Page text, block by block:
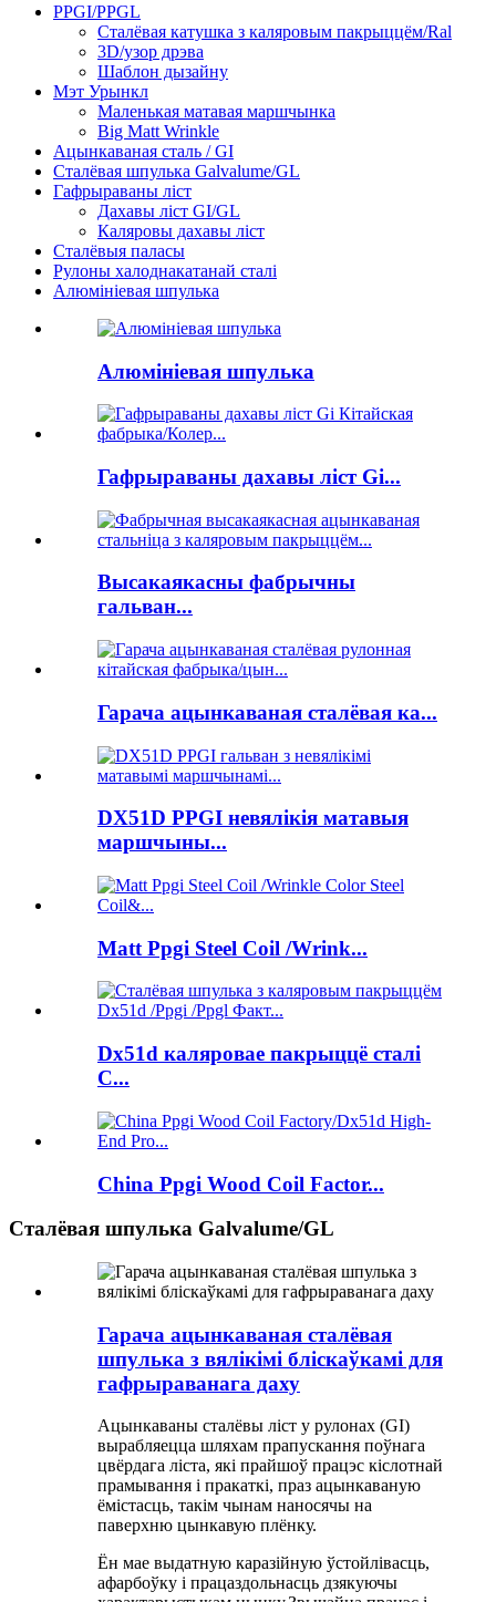
PPGI/PPGL
Сталёвая катушка з каляровым пакрыццём/Ral
3D/узор дрэва
Шаблон дызайну
Мэт Урынкл
Маленькая матавая маршчынка
Big Matt Wrinkle
Ацынкаваная сталь / GI
Сталёвая шпулька Galvalume/GL
Гафрыраваны ліст
Дахавы ліст GI/GL
Каляровы дахавы ліст
Сталёвыя паласы
Рулоны халоднакатанай сталі
Алюмініевая шпулька
Алюмініевая шпулька
Гафрыраваны дахавы ліст Gi...
Высакаякасны фабрычны
гальван...
Гарача ацынкаваная сталёвая ка...
DX51D PPGI невялікія матавыя
маршчыны...
Matt Ppgi Steel Coil /Wrink...
Dx51d каляровае пакрыццё сталі
C...
China Ppgi Wood Coil Factor...
Сталёвая шпулька Galvalume/GL
Гарача ацынкаваная сталёвая
шпулька з вялікімі бліскаўкамі для
гафрыраванага даху
Ацынкаваны сталёвы ліст у рулонах (GI)
вырабляецца шляхам прапускання поўнага
цвёрдага ліста, які прайшоў працэс кіслотнай
прамывання і пракаткі, праз ацынкаваную
ёмістасць, такім чынам наносячы на ​​
паверхню цынкавую плёнку.
Ён мае выдатную каразійную ўстойлівасць,
афарбоўку і працаздольнасць дзякуючы